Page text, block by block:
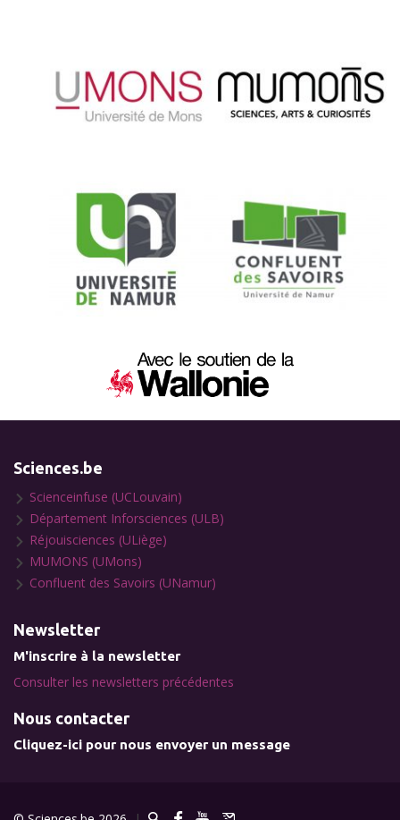
Sciences.be
Scienceinfuse (UCLouvain)
Département Inforsciences (ULB)
Réjouisciences (ULiège)
MUMONS (UMons)
Confluent des Savoirs (UNamur)
Newsletter
M'inscrire à la newsletter
Consulter les newsletters précédentes
Nous contacter
Cliquez-ici pour nous envoyer un message